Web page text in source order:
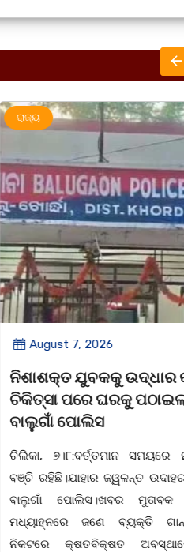
ରାଜ୍ୟ
August 7, 2026
ନିଶାଶକ୍ତ ଯୁବକକୁ ଉଦ୍ଧାର
ଚିକିତ୍ସା ପରେ ଘରକୁ ପଠାଇଲା
ବାଲୁଗାଁ ପୋଲିସ
ଚିଲିକା, ୭।୮:ବର୍ତ୍ତମାନ ସମୟରେ
ବଞ୍ଚି ରହିଛି।ଯାହାର ଜ୍ୱଳନ୍ତ
ବାଲୁଗାଁ ପୋଲିସ।ଖବର ମୁତାବକ
ମଧ୍ୟାହ୍ନରେ ଜଣେ ବ୍ୟକ୍ତି
ନିକଟରେ କ୍ଷତବିକ୍ଷତ